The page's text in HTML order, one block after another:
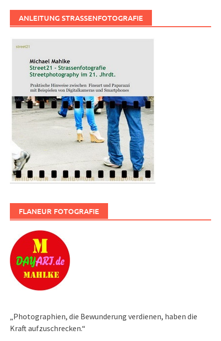
ANLEITUNG STRASSENFOTOGRAFIE
FLANEUR FOTOGRAFIE
„Photographien, die Bewunderung verdienen, haben die
Kraft aufzuschrecken.“